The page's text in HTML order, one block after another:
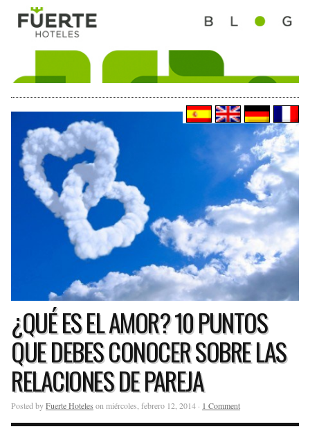
¿QUÉ ES EL AMOR? 10 PUNTOS
QUE DEBES CONOCER SOBRE LAS
RELACIONES DE PAREJA
Posted byFuerte Hoteles on miércoles, febrero 12, 2014 · 1 Comment